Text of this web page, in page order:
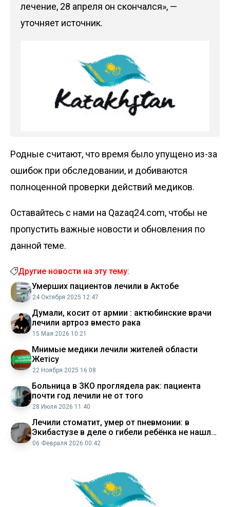
лечение, 28 апреля он скончался», —
уточняет источник.
Родные считают, что время было упущено из-за
ошибок при обследовании, и добиваются
полноценной проверки действий медиков.
Оставайтесь с нами на Qazaq24.com, чтобы не
пропустить важные новости и обновления по
данной теме.
Другие новости на эту тему:
Умерших пациентов лечили в Актобе
24 Октября 2025 12:47
Думали, косит от армии : актюбинские врачи
лечили артроз вместо рака
15 Мая 2026 10:21
Мнимые медики лечили жителей области
Жетісу
22 Ноября 2025 16:08
Больница в ЗКО проглядела рак: пациента
почти год лечили не от того
28 Июля 2026 11:40
Лечили стоматит, умер от пневмонии: в
Экибастузе в деле о гибели ребёнка не нашли
состава преступления
06 Февраля 2026 00:42